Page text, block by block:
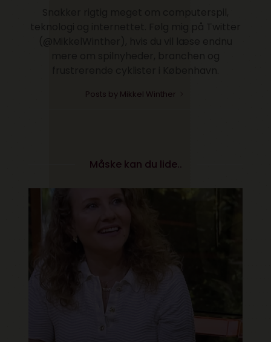
Posts by Mikkel Winther
Måske kan du lide..